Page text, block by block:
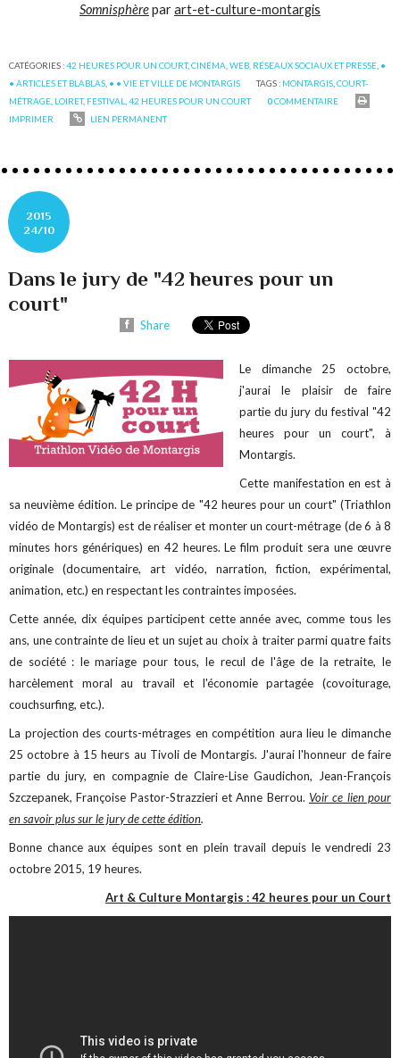
Somnisphèreparart-et-culture-montargis
CATÉGORIES :42 HEURES POUR UN COURT,CINÉMA ,WEB, RÉSEAUX SOCIAUX ET PRESSE •
• ARTICLES ET BLABLAS • • VIE ET VILLE DE MONTARGIS TAGS : MONTARGIS ,COURT-
MÉTRAGE LOIRET, FESTIVAL ,42 HEURES POUR UN COURT 0COMMENTAIRE
IMPRIMER
LIEN PERMANENT
2015
24/10
Dans le jury de "42 heures pour un
court"
Share
Le dimanche 25 octobre,
j'aurai le plaisir de faire
partie du jury du festival "42
heures pour un court", à
Montargis.
Cette manifestation en est à
sa neuvième édition. Le principe de "42 heures pour un court" (Triathlon
vidéo de Montargis) est de réaliser et monter un court-métrage (de 6 à 8
minutes hors génériques) en 42 heures. Le film produit sera une œuvre
originale (documentaire, art vidéo, narration, fiction, expérimental,
animation, etc.) en respectant les contraintes imposées.
Cette année, dix équipes participent cette année avec, comme tous les
ans, une contrainte de lieu et un sujet au choix à traiter parmi quatre faits
de société : le mariage pour tous, le recul de l'âge de la retraite, le
harcèlement moral au travail et l'économie partagée (covoiturage,
couchsurfing, etc.).
La projection des courts-métrages en compétition aura lieu le dimanche
25 octobre à 15 heurs au Tivoli de Montargis. J'aurai l'honneur de faire
partie du jury, en compagnie de Claire-Lise Gaudichon, Jean-François
Szczepanek, Françoise Pastor-Strazzieri et Anne Berrou. Voir ce lien pour
en savoir plus sur le jury de cette édition.
Bonne chance aux équipes sont en plein travail depuis le vendredi 23
octobre 2015, 19 heures.
Art & Culture Montargis : 42 heures pour un Court